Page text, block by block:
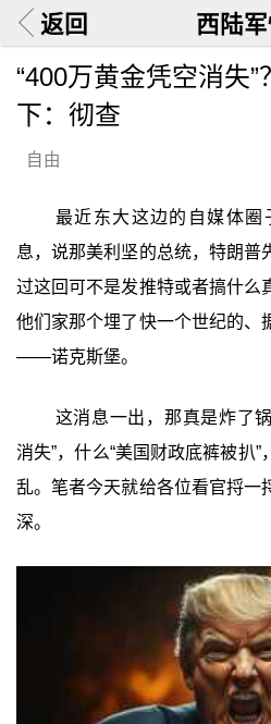
返回 西陆
“400万黄金凭空消失
下：彻查
自由
最近东大这边的自媒体圈
息，说那美利坚的总统，特朗普
过这回可不是发推特或者搞什么
他们家那个埋了快一个世纪的、
——诺克斯堡。
这消息一出，那真是炸了
消失”，什么“美国财政底裤被扒
乱。笔者今天就给各位看官捋一
深。